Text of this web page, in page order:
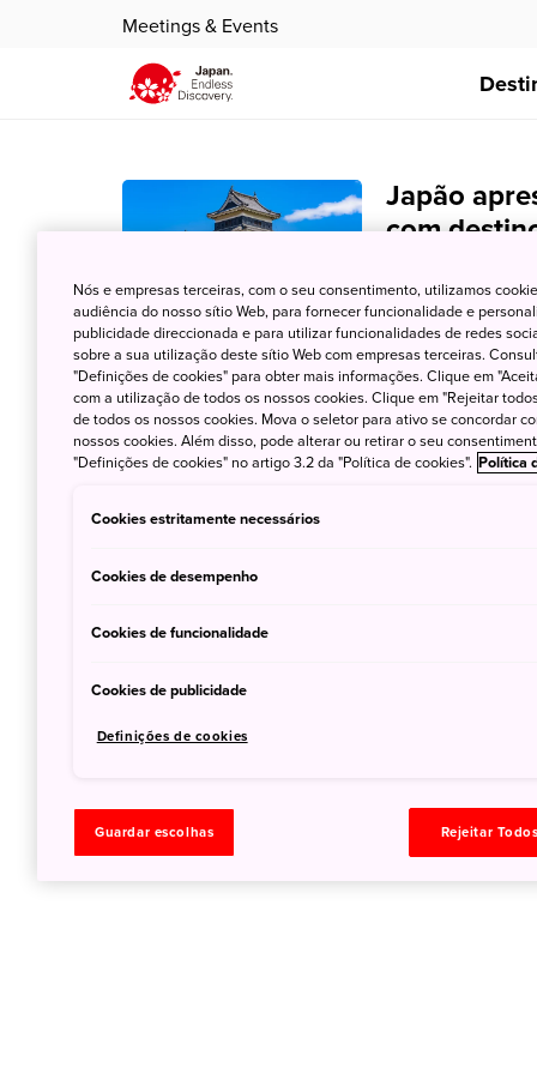
Meetings & Events
Japão
com
16 de Maio de 2025
Apresentação
imersivas,
Nós e empresas terceiras, com o seu consentimento, utilizamos
audiência do nosso sítio Web, para fornecer funcionalidade e
publicidade direccionada e para utilizar funcionalidades de redes
sobre a sua utilização deste sítio Web com empresas terceiras.
"Definições de cookies" para obter mais informações. Clique em
com a utilização de todos os nossos cookies. Clique em "Rejeitar
de todos os nossos cookies. Mova o seletor para ativo se concordar
nossos cookies. Além disso, pode alterar ou retirar o seu
"Definições de cookies" no artigo 3.2 da "Política de cookies". Política
Cookies estritamente necessários
Cookies de desempenho
Cookies de funcionalidade
Cookies de publicidade
Definições de cookies
Guardar escolhas Rejeitar Todos